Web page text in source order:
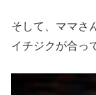
そして、ママさ
イチジクが合っ